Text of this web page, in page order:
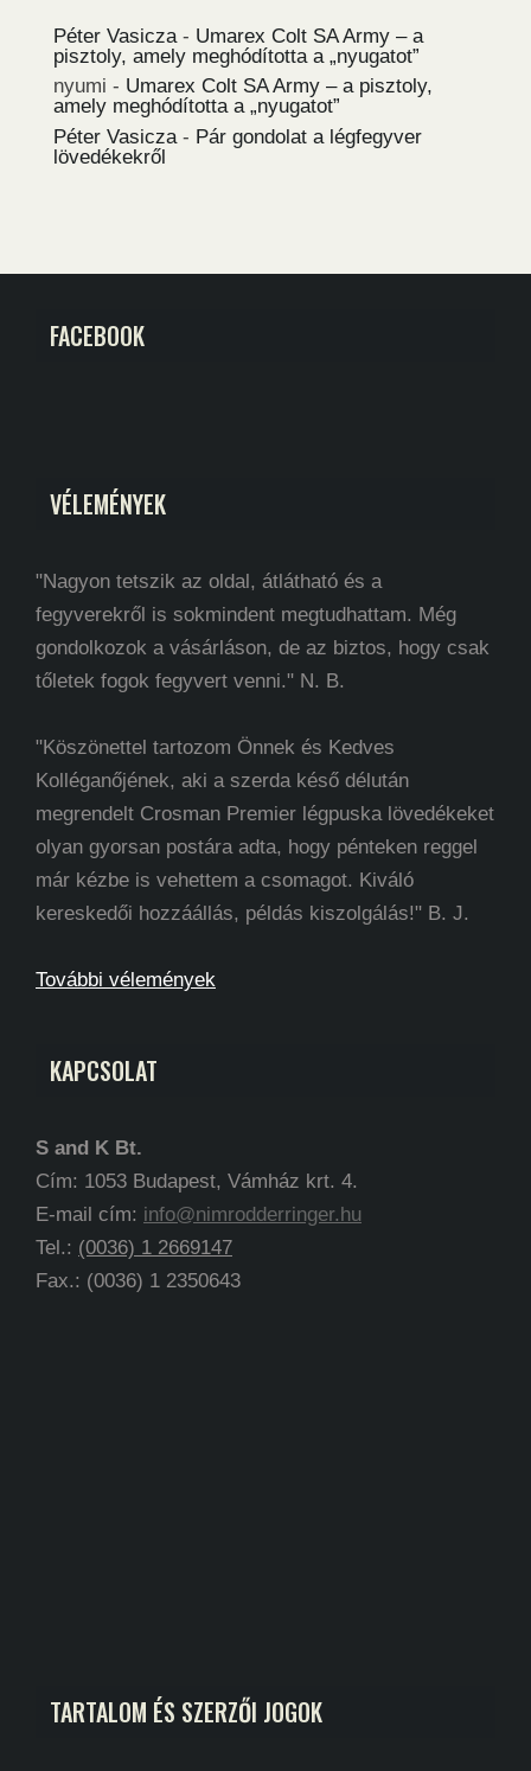
Péter Vasicza - Umarex Colt SA Army – a
pisztoly, amely meghódította a „nyugatot”
nyumi - Umarex Colt SA Army – a pisztoly,
amely meghódította a „nyugatot”
Péter Vasicza - Pár gondolat a légfegyver
lövedékekről
FACEBOOK
VÉLEMÉNYEK
"Nagyon tetszik az oldal, átlátható és a
fegyverekről is sokmindent megtudhattam. Még
gondolkozok a vásárláson, de az biztos, hogy csak
tőletek fogok fegyvert venni." N. B.
"Köszönettel tartozom Önnek és Kedves
Kolléganőjének, aki a szerda késő délután
megrendelt Crosman Premier légpuska lövedékeket
olyan gyorsan postára adta, hogy pénteken reggel
már kézbe is vehettem a csomagot. Kiváló
kereskedői hozzáállás, példás kiszolgálás!" B. J.
További vélemények
KAPCSOLAT
S and K Bt.
Cím: 1053 Budapest, Vámház krt. 4.
E-mail cím: info@nimrodderringer.hu
Tel.: (0036) 1 2669147
Fax.: (0036) 1 2350643
TARTALOM ÉS SZERZŐI JOGOK